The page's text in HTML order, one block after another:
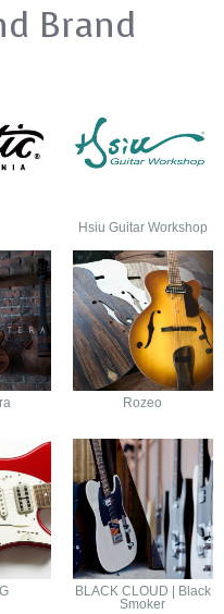
Brand
Hsiu Guitar Workshop
Rozeo
BLACK CLOUD | Black
Smoker